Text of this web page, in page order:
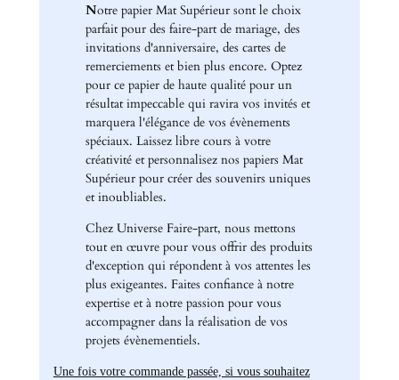
Notre papier Mat Supérieur sont le choix
parfait pour des faire-part de mariage, des
invitations d'anniversaire, des cartes de
remerciements et bien plus encore. Optez
pour ce papier de haute qualité pour un
résultat impeccable qui ravira vos invités et
marquera l'élégance de vos évènements
spéciaux. Laissez libre cours à votre
créativité et personnalisez nos papiers Mat
Supérieur pour créer des souvenirs uniques
et inoubliables.
Chez Universe Faire-part, nous mettons
tout en œuvre pour vous offrir des produits
d'exception qui répondent à vos attentes les
plus exigeantes. Faites confiance à notre
expertise et à notre passion pour vous
accompagner dans la réalisation de vos
projets évènementiels.
Une fois votre commande passée, si vous souhaitez